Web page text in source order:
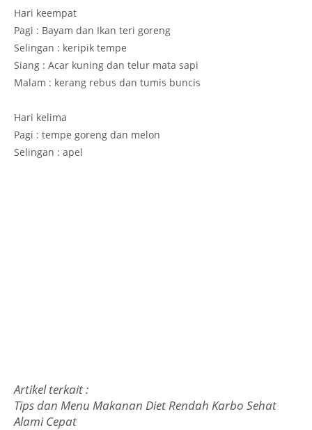
Hari keempat
Pagi : Bayam dan Ikan teri goreng
Selingan : keripik tempe
Siang : Acar kuning dan telur mata sapi
Malam : kerang rebus dan tumis buncis
Hari kelima
Pagi : tempe goreng dan melon
Selingan : apel
Artikel terkait :
Tips dan Menu Makanan Diet Rendah Karbo Sehat
Alami Cepat